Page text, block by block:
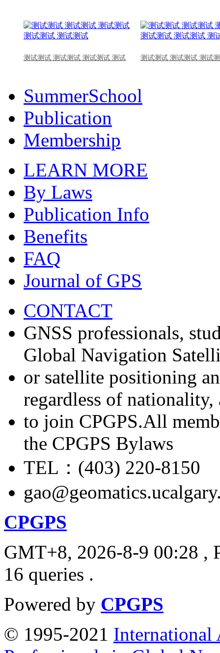
测试测试 测试测试 测试测试 测试 测试测试 测试测试 测试
SummerSchool
Publication
Membership
LEARN MORE
By Laws
Publication Info
Benefits
FAQ
Journal of GPS
CONTACT
GNSS professionals,
Global Navigation
or satellite positioning
regardless of nationality,
to join CPGPS.All
the CPGPS Bylaws
TEL：(403) 220-8150
CPGPS
GMT+8, 2026-8-9 00:28 ,
16 queries .
Powered by CPGPS
© 1995-2021 International